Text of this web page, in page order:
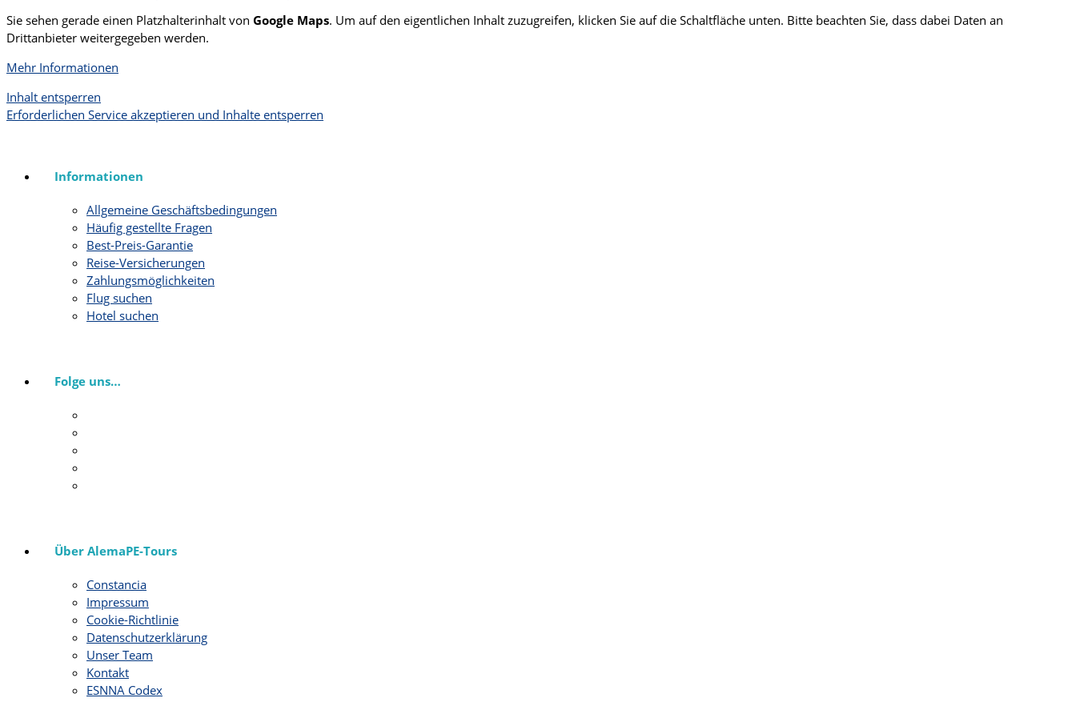
Sie sehen gerade einen Platzhalterinhalt von Google Maps. Um auf den eigentlichen Inhalt zuzugreifen, klicken Sie auf die Schaltfläche unten. Bitte beachten Sie, dass dabei Daten an
Drittanbieter weitergegeben werden.
Mehr Informationen
Inhalt entsperren
Erforderlichen Service akzeptieren und Inhalte entsperren
Informationen
Allgemeine Geschäftsbedingungen
Häufig gestellte Fragen
Best-Preis-Garantie
Reise-Versicherungen
Zahlungsmöglichkeiten
Flug suchen
Hotel suchen
Folge uns…
Über AlemaPE-Tours
Constancia
Impressum
Cookie-Richtlinie
Datenschutzerklärung
Unser Team
Kontakt
ESNNA Codex